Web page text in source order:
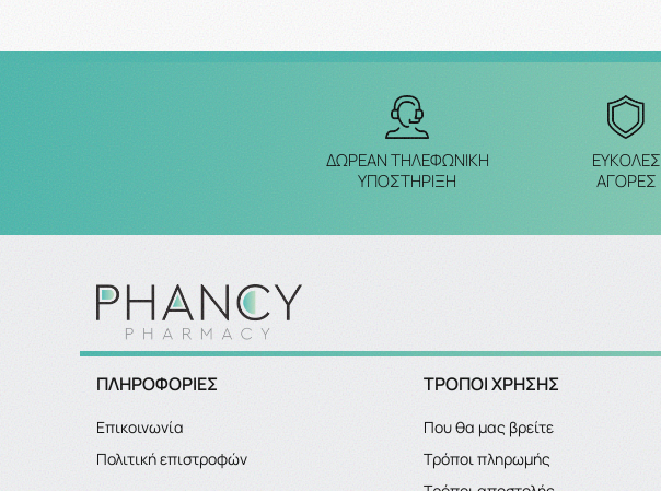
ΔΩΡΕΑΝ ΤΗΛΕΦΩΝΙΚΗ
ΥΠΟΣΤΗΡΙΞΗ
ΕΥΚΟΛΕΣ
ΑΓΟΡΕΣ
ΠΛΗΡΟΦΟΡΙΕΣ
Επικοινωνία
Πολιτική επιστροφών
ΤΡΟΠΟΙ ΧΡΗΣΗΣ
Που θα μας βρείτε
Τρόποι πληρωμής